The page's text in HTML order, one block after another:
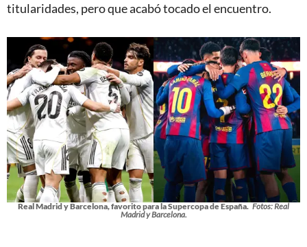
titularidades, pero que acabó tocado el encuentro.
Real Madrid y Barcelona, favorito para la Supercopa de España. Fotos: Real
Madrid y Barcelona.